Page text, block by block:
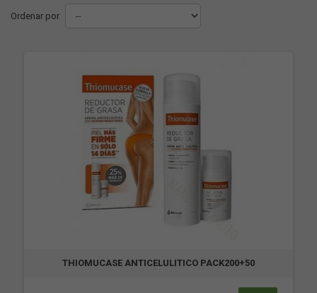
Ordenar por
THIOMUCASE ANTICELULITICO PACK200+50